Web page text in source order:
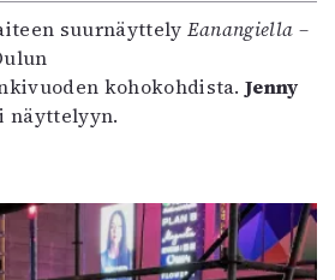
suurnäyttely Eanangiella –
kohokohdista.Jenny